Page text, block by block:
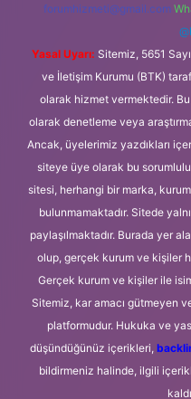
forumhizmeti@gmail.com
Yasal Uyarı: Sitemiz, 5651
ve İletişim Kurumu (BTK)
olarak hizmet vermektedir.
olarak denetleme veya
Ancak, üyelerimiz yazdıkları
siteye üye olarak bu
sitesi, herhangi bir marka,
bulunmamaktadır. Sitede
paylaşılmaktadır. Burada yer
olup, gerçek kurum ve kişiler
Gerçek kurum ve kişiler ile
Sitemiz, kar amacı gütmeyen
platformudur. Hukuka ve
düşündüğünüz içerikleri,
bildirmeniz halinde, ilgili